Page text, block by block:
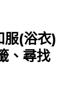
坐
和
服(浴衣)
、尋找